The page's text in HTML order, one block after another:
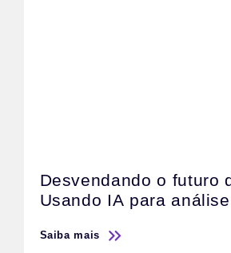
Desvendando o futuro
Usando IA para
Saiba mais